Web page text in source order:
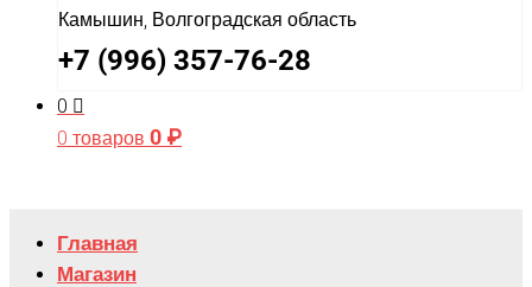
Камышин, Волгоградская область
+7 (996) 357-76-28
0
0 товаров 0 ₽
Главная
Магазин